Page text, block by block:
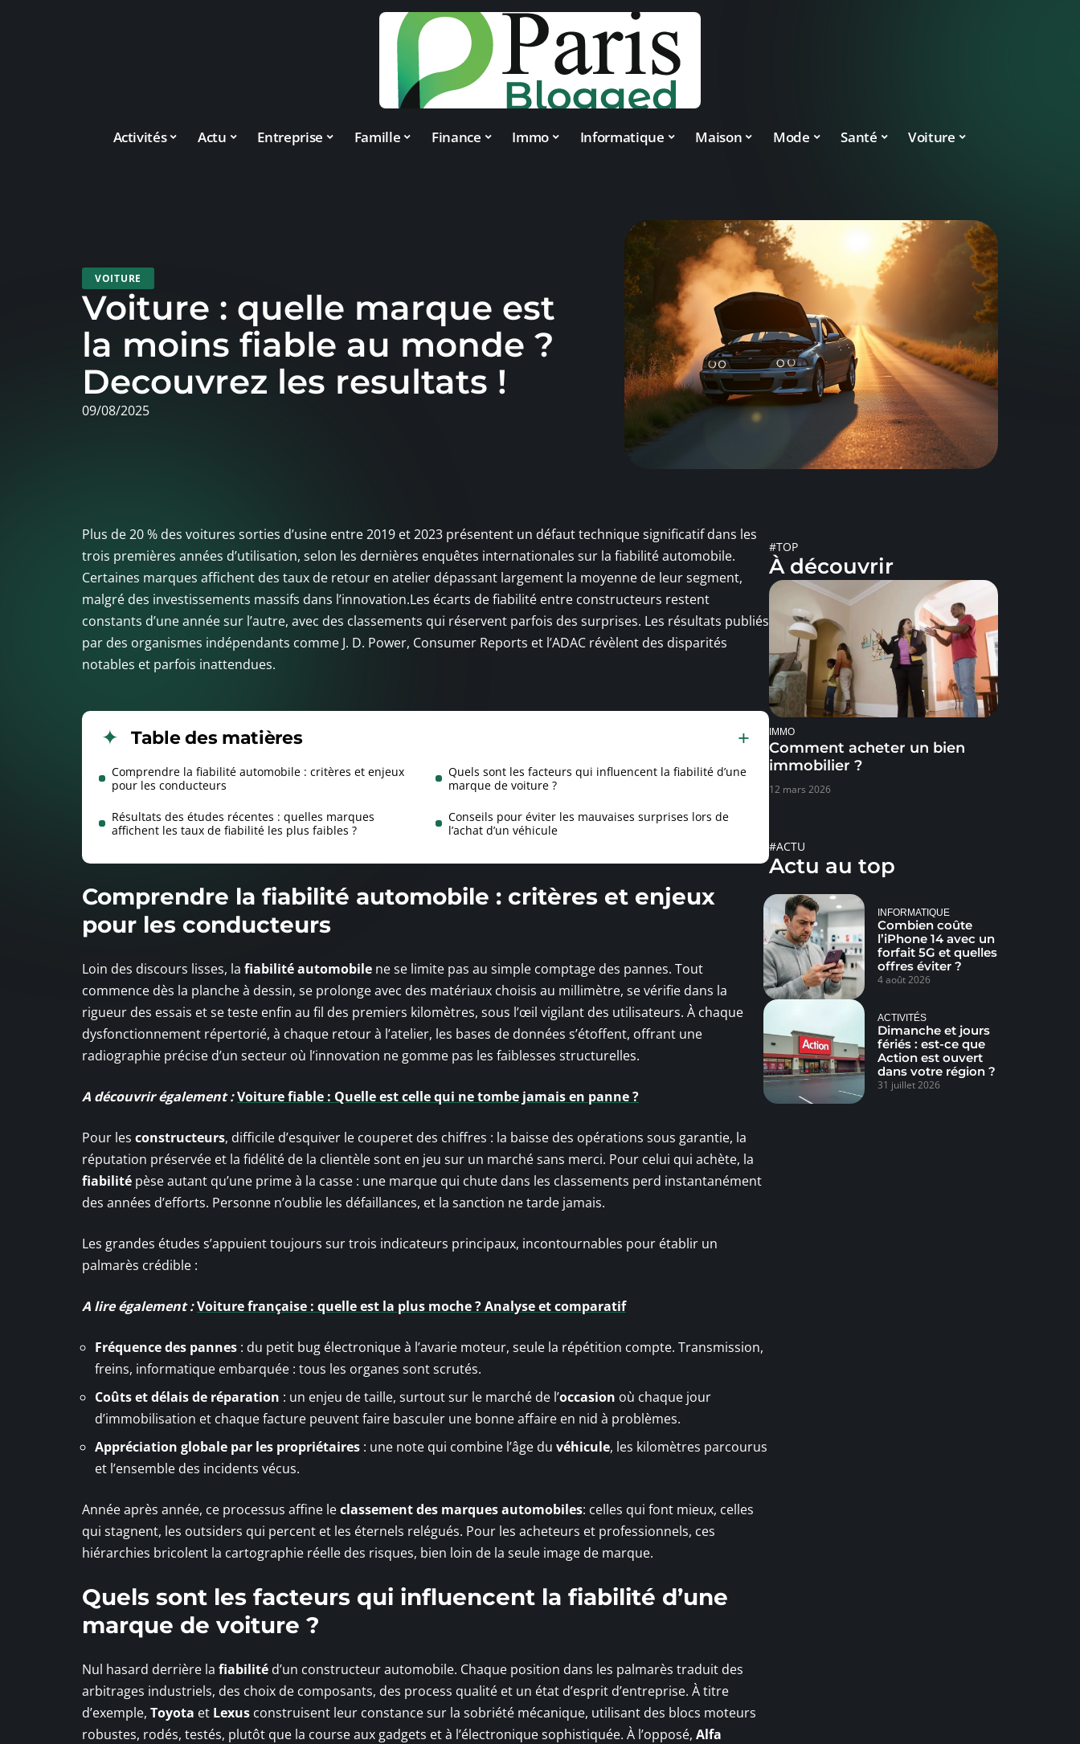
Activités Actu Entreprise Famille Finance Immo Informatique Maison Mode Santé Voiture
VOITURE
Voiture : quelle marque est
la moins fiable au monde ?
Decouvrez les resultats !
09/08/2025
Plus de 20 % des voitures sorties d’usine entre 2019 et 2023 présentent un défaut technique significatif dans les
trois premières années d’utilisation, selon les dernières enquêtes internationales sur la fiabilité automobile.
Certaines marques affichent des taux de retour en atelier dépassant largement la moyenne de leur segment,
malgré des investissements massifs dans l’innovation.Les écarts de fiabilité entre constructeurs restent
constants d’une année sur l’autre, avec des classements qui réservent parfois des surprises. Les résultats publiés
par des organismes indépendants comme J. D. Power, Consumer Reports et l’ADAC révèlent des disparités
notables et parfois inattendues.
Table des matières
Comprendre la fiabilité automobile : critères et enjeux
pour les conducteurs
Quels sont les facteurs qui influencent la fiabilité d’une
marque de voiture ?
Résultats des études récentes : quelles marques
affichent les taux de fiabilité les plus faibles ?
Conseils pour éviter les mauvaises surprises lors de
l’achat d’un véhicule
Comprendre la fiabilité automobile : critères et enjeux
pour les conducteurs
Loin des discours lisses, la fiabilité automobile ne se limite pas au simple comptage des pannes. Tout
commence dès la planche à dessin, se prolonge avec des matériaux choisis au millimètre, se vérifie dans la
rigueur des essais et se teste enfin au fil des premiers kilomètres, sous l’œil vigilant des utilisateurs. À chaque
dysfonctionnement répertorié, à chaque retour à l’atelier, les bases de données s’étoffent, offrant une
radiographie précise d’un secteur où l’innovation ne gomme pas les faiblesses structurelles.
A découvrir également :Voiture fiable : Quelle est celle qui ne tombe jamais en panne ?
Pour les constructeurs, difficile d’esquiver le couperet des chiffres : la baisse des opérations sous garantie, la
réputation préservée et la fidélité de la clientèle sont en jeu sur un marché sans merci. Pour celui qui achète, la
fiabilité pèse autant qu’une prime à la casse : une marque qui chute dans les classements perd instantanément
des années d’efforts. Personne n’oublie les défaillances, et la sanction ne tarde jamais.
Les grandes études s’appuient toujours sur trois indicateurs principaux, incontournables pour établir un
palmarès crédible :
A lire également :Voiture française : quelle est la plus moche ? Analyse et comparatif
Fréquence des pannes : du petit bug électronique à l’avarie moteur, seule la répétition compte. Transmission,
freins, informatique embarquée : tous les organes sont scrutés.
Coûts et délais de réparation : un enjeu de taille, surtout sur le marché de l’occasion où chaque jour
d’immobilisation et chaque facture peuvent faire basculer une bonne affaire en nid à problèmes.
Appréciation globale par les propriétaires : une note qui combine l’âge du véhicule, les kilomètres parcourus
et l’ensemble des incidents vécus.
Année après année, ce processus affine leclassement des marques automobiles: celles qui font mieux, celles
qui stagnent, les outsiders qui percent et les éternels relégués. Pour les acheteurs et professionnels, ces
hiérarchies bricolent la cartographie réelle des risques, bien loin de la seule image de marque.
Quels sont les facteurs qui influencent la fiabilité d’une
marque de voiture ?
Nul hasard derrière la fiabilité d’un constructeur automobile. Chaque position dans les palmarès traduit des
arbitrages industriels, des choix de composants, des process qualité et un état d’esprit d’entreprise. À titre
d’exemple, Toyota et Lexus construisent leur constance sur la sobriété mécanique, utilisant des blocs moteurs
robustes, rodés, testés, plutôt que la course aux gadgets et à l’électronique sophistiquée. À l’opposé, Alfa
#TOP
À découvrir
IMMO
Comment acheter un bien
immobilier ?
12 mars 2026
#ACTU
Actu au top
INFORMATIQUE
Combien coûte
l’iPhone 14 avec un
forfait 5G et quelles
offres éviter ?
4 août 2026
ACTIVITÉS
Dimanche et jours
fériés : est-ce que
Action est ouvert
dans votre région ?
31 juillet 2026